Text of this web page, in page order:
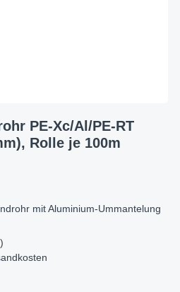
PE-Xc/Al/PE-RT
Rolle je 100m
mit Aluminium-Ummantelung